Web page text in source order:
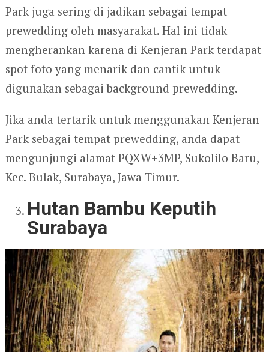
Park juga sering di jadikan sebagai tempat
prewedding oleh masyarakat. Hal ini tidak
mengherankan karena di Kenjeran Park terdapat
spot foto yang menarik dan cantik untuk
digunakan sebagai background prewedding.
Jika anda tertarik untuk menggunakan Kenjeran
Park sebagai tempat prewedding, anda dapat
mengunjungi alamat PQXW+3MP, Sukolilo Baru,
Kec. Bulak, Surabaya, Jawa Timur.
Hutan Bambu Keputih
Surabaya